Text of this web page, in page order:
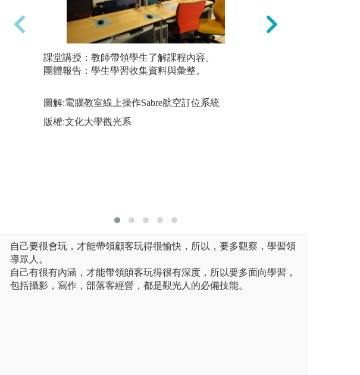
校外教學：引領學生至校外學習與學科有關的知
識與能力。
版權:銘傳大學觀光事業學系版權所有
課堂講授：教師帶領學生了解課程內容。
團體報告：學生學習收集資料與彙整。
圖解:電腦教室線上操作Sabre航空訂位系統
版權:文化大學觀光系
自己要很會玩，才能帶領顧客玩得很愉快，所以，要多觀察，學習領
導眾人。
自己有很有內涵，才能帶領頧客玩得很有深度，所以要多面向學習，
包括攝影，寫作，部落客經營，都是觀光人的必備技能。